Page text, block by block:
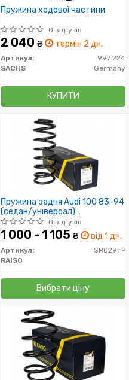
Пружина ходової частини
0 відгуків
2 040 ₴ термін 2 дн.
Артикул:
997 224
SACHS
Germany
КУПИТИ
Пружина задня Audi 100 83-94
(седан/універсал)
(347*13,5*122,5)
0 відгуків
1 000 - 1 105 ₴ від 1 дн.
Артикул:
SR029TP
RAISO
Вибрати ціну